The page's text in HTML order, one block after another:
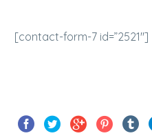
[contact-form-7 id=”2521″]